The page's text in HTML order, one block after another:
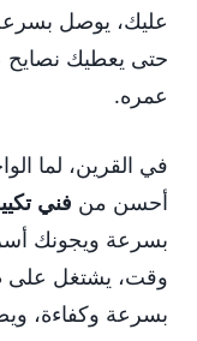
عليك، يوصل
حتى يعطيك
عمره.
في القرين، لما
أحسن من فني
بسرعة ويجونك
وقت، يشتغل على
بسرعة وكفاءة،